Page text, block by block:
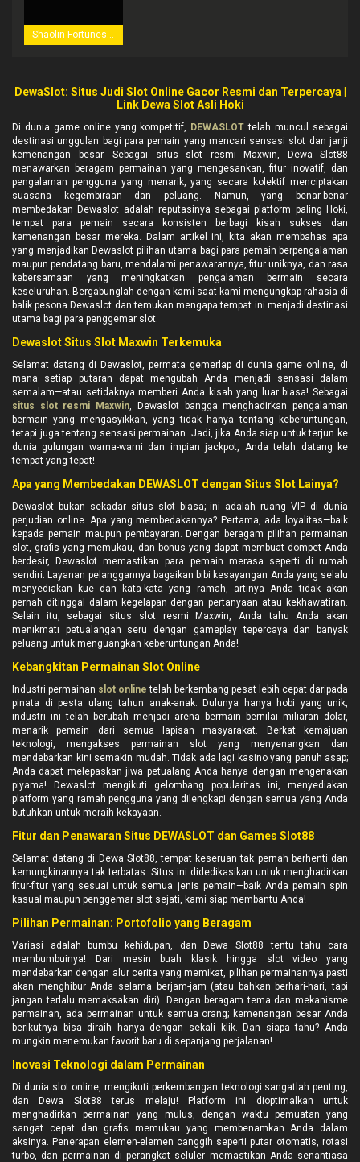
Shaolin Fortunes 100
DewaSlot: Situs Judi Slot Online Gacor Resmi dan Terpercaya |
Link Dewa Slot Asli Hoki
Di dunia game online yang kompetitif, DEWASLOT telah muncul sebagai
destinasi unggulan bagi para pemain yang mencari sensasi slot dan janji
kemenangan besar. Sebagai situs slot resmi Maxwin, Dewa Slot88
menawarkan beragam permainan yang mengesankan, fitur inovatif, dan
pengalaman pengguna yang menarik, yang secara kolektif menciptakan
suasana kegembiraan dan peluang. Namun, yang benar-benar
membedakan Dewaslot adalah reputasinya sebagai platform paling Hoki,
tempat para pemain secara konsisten berbagi kisah sukses dan
kemenangan besar mereka. Dalam artikel ini, kita akan membahas apa
yang menjadikan Dewaslot pilihan utama bagi para pemain berpengalaman
maupun pendatang baru, mendalami penawarannya, fitur uniknya, dan rasa
kebersamaan yang meningkatkan pengalaman bermain secara
keseluruhan. Bergabunglah dengan kami saat kami mengungkap rahasia di
balik pesona Dewaslot dan temukan mengapa tempat ini menjadi destinasi
utama bagi para penggemar slot.
Dewaslot Situs Slot Maxwin Terkemuka
Selamat datang di Dewaslot, permata gemerlap di dunia game online, di
mana setiap putaran dapat mengubah Anda menjadi sensasi dalam
semalam—atau setidaknya memberi Anda kisah yang luar biasa! Sebagai
situs slot resmi Maxwin, Dewaslot bangga menghadirkan pengalaman
bermain yang mengasyikkan, yang tidak hanya tentang keberuntungan,
tetapi juga tentang sensasi permainan. Jadi, jika Anda siap untuk terjun ke
dunia gulungan warna-warni dan impian jackpot, Anda telah datang ke
tempat yang tepat!
Apa yang Membedakan DEWASLOT dengan Situs Slot Lainya?
Dewaslot bukan sekadar situs slot biasa; ini adalah ruang VIP di dunia
perjudian online. Apa yang membedakannya? Pertama, ada loyalitas—baik
kepada pemain maupun pembayaran. Dengan beragam pilihan permainan
slot, grafis yang memukau, dan bonus yang dapat membuat dompet Anda
berdesir, Dewaslot memastikan para pemain merasa seperti di rumah
sendiri. Layanan pelanggannya bagaikan bibi kesayangan Anda yang selalu
menyediakan kue dan kata-kata yang ramah, artinya Anda tidak akan
pernah ditinggal dalam kegelapan dengan pertanyaan atau kekhawatiran.
Selain itu, sebagai situs slot resmi Maxwin, Anda tahu Anda akan
menikmati petualangan seru dengan gameplay tepercaya dan banyak
peluang untuk menguangkan keberuntungan Anda!
Kebangkitan Permainan Slot Online
Industri permainan slot online telah berkembang pesat lebih cepat daripada
pinata di pesta ulang tahun anak-anak. Dulunya hanya hobi yang unik,
industri ini telah berubah menjadi arena bermain bernilai miliaran dolar,
menarik pemain dari semua lapisan masyarakat. Berkat kemajuan
teknologi, mengakses permainan slot yang menyenangkan dan
mendebarkan kini semakin mudah. Tidak ada lagi kasino yang penuh asap;
Anda dapat melepaskan jiwa petualang Anda hanya dengan mengenakan
piyama! Dewaslot mengikuti gelombang popularitas ini, menyediakan
platform yang ramah pengguna yang dilengkapi dengan semua yang Anda
butuhkan untuk meraih kekayaan.
Fitur dan Penawaran Situs DEWASLOT dan Games Slot88
Selamat datang di Dewa Slot88, tempat keseruan tak pernah berhenti dan
kemungkinannya tak terbatas. Situs ini didedikasikan untuk menghadirkan
fitur-fitur yang sesuai untuk semua jenis pemain—baik Anda pemain spin
kasual maupun penggemar slot sejati, kami siap membantu Anda!
Pilihan Permainan: Portofolio yang Beragam
Variasi adalah bumbu kehidupan, dan Dewa Slot88 tentu tahu cara
membumbuinya! Dari mesin buah klasik hingga slot video yang
mendebarkan dengan alur cerita yang memikat, pilihan permainannya pasti
akan menghibur Anda selama berjam-jam (atau bahkan berhari-hari, tapi
jangan terlalu memaksakan diri). Dengan beragam tema dan mekanisme
permainan, ada permainan untuk semua orang; kemenangan besar Anda
berikutnya bisa diraih hanya dengan sekali klik. Dan siapa tahu? Anda
mungkin menemukan favorit baru di sepanjang perjalanan!
Inovasi Teknologi dalam Permainan
Di dunia slot online, mengikuti perkembangan teknologi sangatlah penting,
dan Dewa Slot88 terus melaju! Platform ini dioptimalkan untuk
menghadirkan permainan yang mulus, dengan waktu pemuatan yang
sangat cepat dan grafis memukau yang membenamkan Anda dalam
aksinya. Penerapan elemen-elemen canggih seperti putar otomatis, rotasi
turbo, dan permainan di perangkat seluler memastikan Anda senantiasa